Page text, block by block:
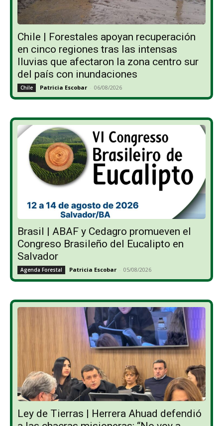
Chile | Forestales apoyan recuperación
en cinco regiones tras las intensas
lluvias que afectaron la zona centro sur
del país con inundaciones
Chile Patricia Escobar - 06/08/2026
Brasil | ABAF y Cedagro promueven el
Congreso Brasileño del Eucalipto en
Salvador
Agenda Forestal Patricia Escobar - 05/08/2026
Ley de Tierras | Herrera Ahuad defendió